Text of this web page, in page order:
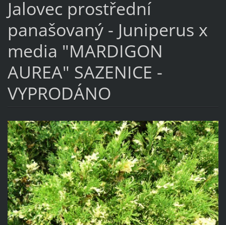
Jalovec prostřední
panašovaný - Juniperus x
media "MARDIGON
AUREA" SAZENICE -
VYPRODÁNO